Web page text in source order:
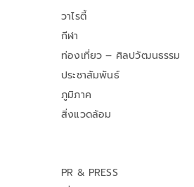
วาไรตี้
กีฬา
ท่องเที่ยว – ศิลปวัฒนธรรม
ประชาสัมพันธ์
ภูมิภาค
สิ่งแวดล้อม
PR & PRESS